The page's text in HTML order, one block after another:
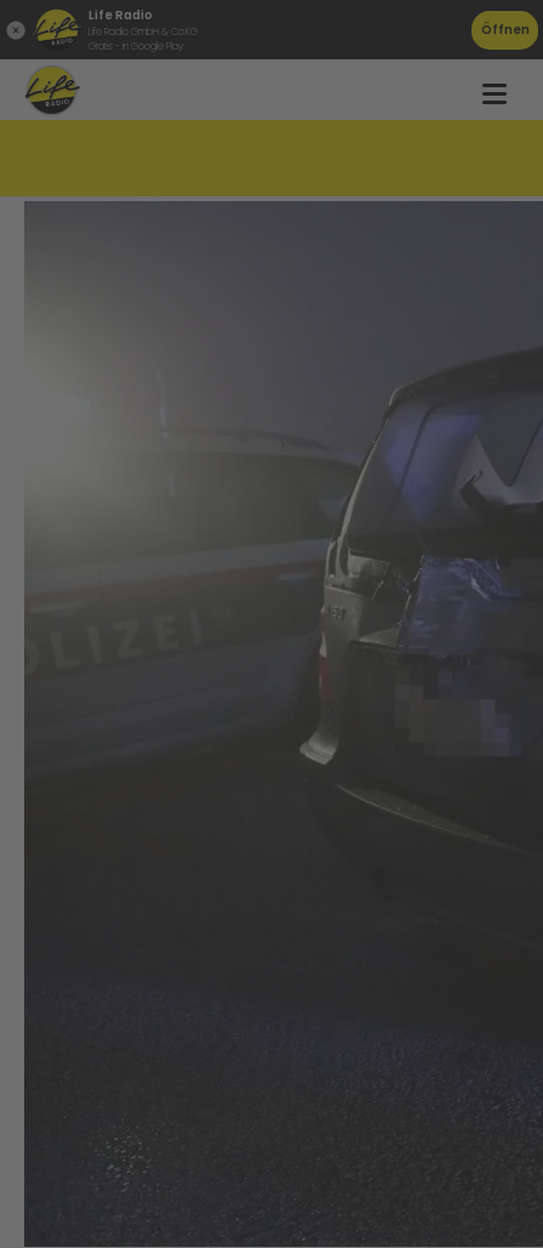
Life Radio
Life Radio GmbH & Co.KG
Gratis - in Google Play
Öffnen